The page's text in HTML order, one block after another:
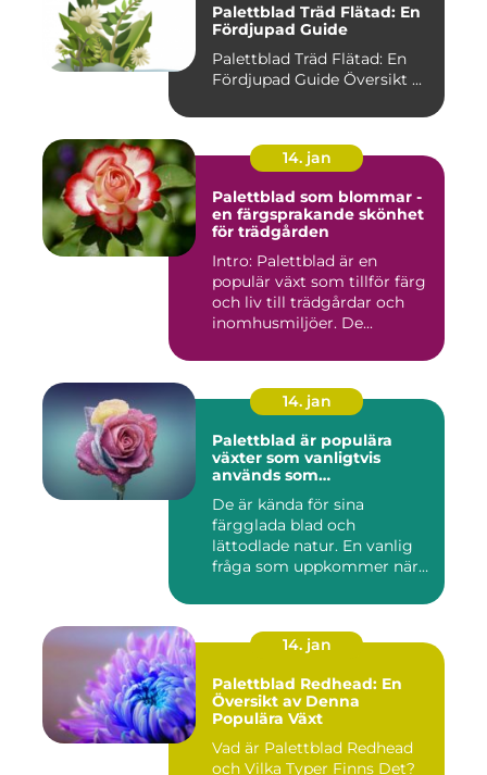
Palettblad Träd Flätad: En
Fördjupad Guide
Palettblad Träd Flätad: En
Fördjupad Guide Översikt ...
14. jan
Palettblad som blommar -
en färgsprakande skönhet
för trädgården
Intro: Palettblad är en
populär växt som tillför färg
och liv till trädgårdar och
inomhusmiljöer. De...
14. jan
Palettblad är populära
växter som vanligtvis
används som
De är kända för sina
färgglada blad och
lättodlade natur. En vanlig
fråga som uppkommer när
14. jan
Palettblad Redhead: En
Översikt av Denna
Populära Växt
Vad är Palettblad Redhead
och Vilka Typer Finns Det?